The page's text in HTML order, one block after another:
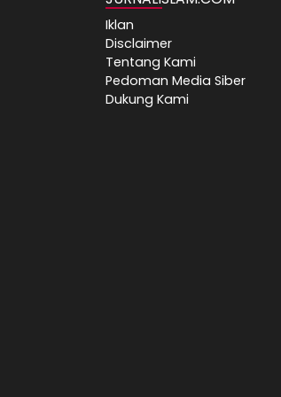
Iklan
Disclaimer
Tentang Kami
Pedoman Media Siber
Dukung Kami